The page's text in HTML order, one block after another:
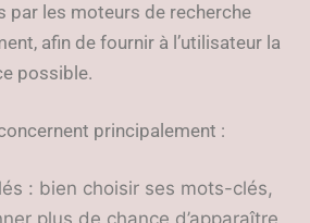
par les moteurs de recherche
afin de fournir à l’utilisateur la
possible.
principalement :
: bien choisir ses mots-clés,
plus de chance d’apparaître